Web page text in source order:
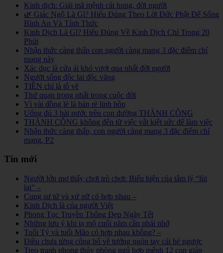
Kinh dịch: Giải mã mệnh cát hung, đời người
🌿 Giác Ngộ Là Gì? Hiểu Đúng Theo Lời Đức Phật Để Sống
Bình An Và Tỉnh Thức
Kinh Dịch Là Gì? Hiểu Đúng Về Kinh Dịch Chỉ Trong 20
Phút
Nhận thức càng thấp con người càng mang 3 đặc điểm chí
mạng này
Xác dục là cửa ải khó vượt qua nhất đời người
Người sống độc lai độc vãng
TIỀN chỉ là tô vẽ
Thứ quạn trọng nhất trong cuộc đời
Vì vài đồng lẻ là bán rẻ linh hồn
Uống đủ 3 bát nước trên con đường THÀNH CÔNG
THÀNH CÔNG không đến từ việc vắt kiệt sức để làm việc
Nhận thức càng thấp, con người càng mang 3 đặc điểm chí
mạng, P2
Tin mới
Người lớn mơ thấy chơi trò chơi: Biểu hiện của tâm lý “lùi
lại” –
Cung sư tử và xử nữ có hợp nhau –
Kinh Dịch là của người Việt
Phong Tục Truyền Thống Đẹp Ngày Tết
Những lưu ý khi tạ mộ cuối năm cần phải nhớ
Tuổi Tý và tuổi Mão có hợp nhau không? –
Điều chưa từng công bố về tướng ngón tay cái bẻ ngược
Treo tranh phong thủy phòng ngủ hợp mệnh 12 con giáp